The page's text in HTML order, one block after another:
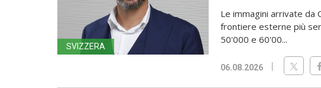
SVIZZERA
Le immagini arrivate da
frontiere esterne più
50'000 e 60'00...
06.08.2026